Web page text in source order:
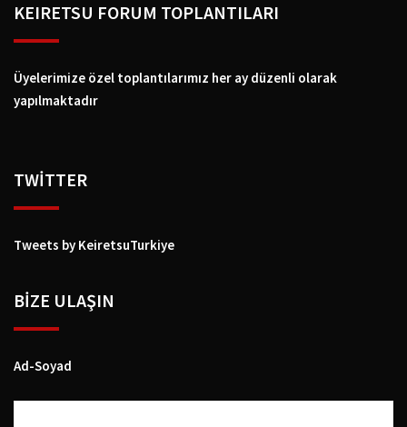
KEIRETSU FORUM TOPLANTILARI
Üyelerimize özel toplantılarımız her ay düzenli olarak
yapılmaktadır
TWİTTER
Tweets by KeiretsuTurkiye
BIZE ULAŞIN
Ad-Soyad